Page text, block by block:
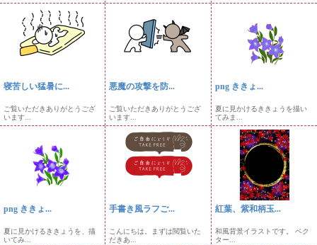
寝苦しい猛暑に...
ご覧いただきありがとうござ
います...
悪魔の攻撃を防...
ご覧いただきありがとうござ
います...
png ききょ...
夏に見かけるききょうを描い
てみま...
png ききょ...
夏に見かけるききょうを、描
いてみ...
手書き風ラフご...
こんにちは。まずは閲覧いた
だきあ...
紅葉、紫和柄玉...
和風背景イラストです。 ベク
ター...